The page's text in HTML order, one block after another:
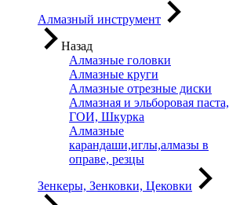
Алмазный инструмент
Назад
Алмазные головки
Алмазные круги
Алмазные отрезные диски
Алмазная и эльборовая паста,
ГОИ, Шкурка
Алмазные
карандаши,иглы,алмазы в
оправе, резцы
Зенкеры, Зенковки, Цековки